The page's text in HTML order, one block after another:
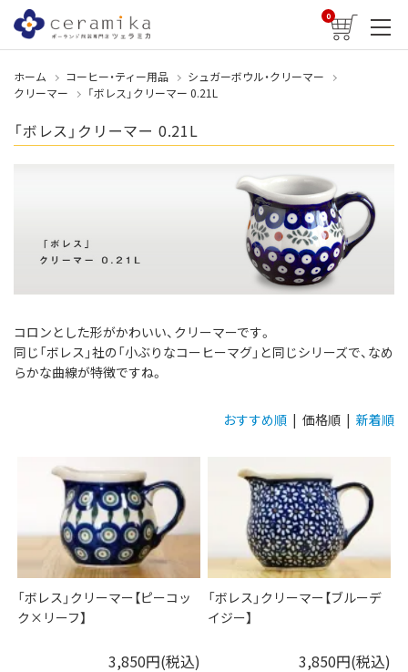
0
ホーム コーヒー・ティー用品
シュガーボウル・クリーマー
クリーマー
「ボレス」クリーマー 0.21L
「ボレス」クリーマー 0.21L
コロンとした形がかわいい、クリーマーです。
同じ「ボレス」社の「小ぶりなコーヒーマグ」と同じシリーズで、なめ
らかな曲線が特徴ですね。
おすすめ順 | 価格順 | 新着順
「ボレス」クリーマー【ピーコッ
ク×リーフ】
3,850円(税込)
「ボレス」クリーマー【ブルーデ
イジー】
3,850円(税込)